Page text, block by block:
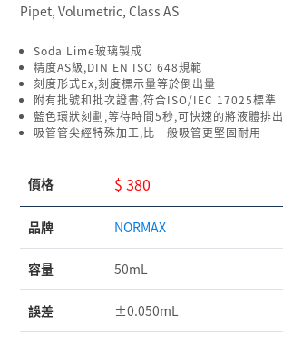
Pipet, Volumetric, Class AS
Soda Lime玻璃製成
精度AS級,DIN EN ISO 648規範
刻度形式Ex,刻度標示量等於倒出量
附有批號和批次證書,符合ISO/IEC 17025標準
藍色環狀刻劃,等待時間5秒,可快速的將液體排出
吸管管尖經特殊加工,比一般吸管更堅固耐用
價格 $ 380
品牌 NORMAX
容量 50mL
誤差 ±0.050mL